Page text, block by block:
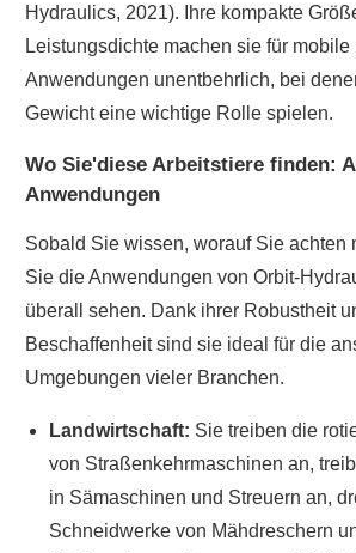
Hydraulics, 2021). Ihre kompakte
Leistungsdichte machen sie für
Anwendungen unentbehrlich, bei
Gewicht eine wichtige Rolle spielen.
Wo Sie'diese Arbeitstiere finden:
Anwendungen
Sobald Sie wissen, worauf Sie achten
Sie die Anwendungen von Orbit-
überall sehen. Dank ihrer Robustheit
Beschaffenheit sind sie ideal für die
Umgebungen vieler Branchen.
Landwirtschaft: Sie treiben die
von Straßenkehrmaschinen an,
in Sämaschinen und Streuern an,
Schneidwerke von Mähdreschern